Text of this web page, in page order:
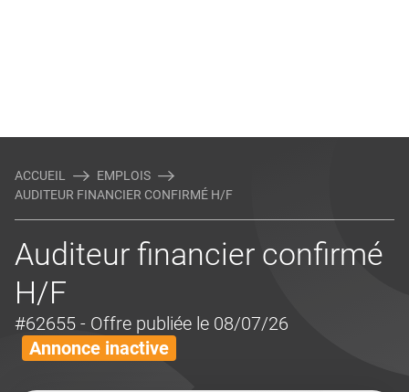
ACCUEIL
EMPLOIS
AUDITEUR FINANCIER CONFIRMÉ H/F
Auditeur financier confirmé
H/F
#62655 - Offre publiée le 08/07/26
Annonce inactive